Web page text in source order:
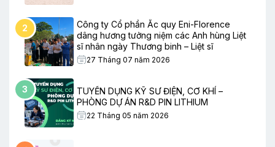
2
Công ty Cổ phần Ắc quy Eni-Florence
dâng hương tưởng niệm các Anh hùng Liệt
sĩ nhân ngày Thương binh – Liệt sĩ
27 Tháng 07 năm 2026
3
TUYỂN DỤNG KỸ SƯ ĐIỆN, CƠ KHÍ –
PHÒNG DỰ ÁN R&D PIN LITHIUM
22 Tháng 05 năm 2026